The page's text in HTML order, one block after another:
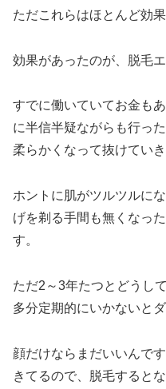
ただこれらはほとんど効
効果があったのが、脱毛エ
すでに働いていてお金も
に半信半疑ながらも行っ
柔らかくなって抜けていき
ホントに肌がツルツルに
げを剃る手間も無くなっ
す。
ただ2～3年たつとどうし
多分定期的にいかないと
顔だけならまだいいんで
きてるので、脱毛すると